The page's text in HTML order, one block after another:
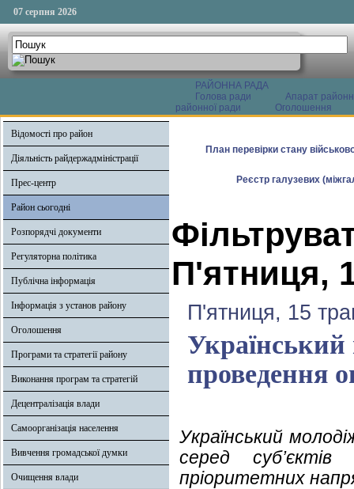
07 серпня 2026
РАЙОННА РАДА
Голова ради
Апарат
районної ради
Оголошення
Відомості про район
Діяльність райдержадміністрації
Прес-центр
Район сьогодні
Розпорядчі документи
Регуляторна політика
Публічна інформація
Інформація з установ району
Оголошення
Програми та стратегії району
Виконання програм та стратегій
Децентралізація влади
Самоорганізація населення
Вивчення громадської думки
Очищення влади
План перевірки стану
Реєстр галузевих
П'ятниця,
П'ятниця, 15
проведення
Український
серед
пріоритетних